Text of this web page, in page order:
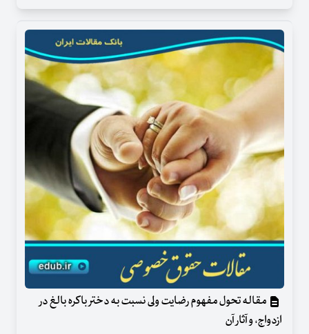
مقاله تحول مفهوم رضایت ولی نسبت به دختر باکره بالغ در
ازدواج، و آثار آن